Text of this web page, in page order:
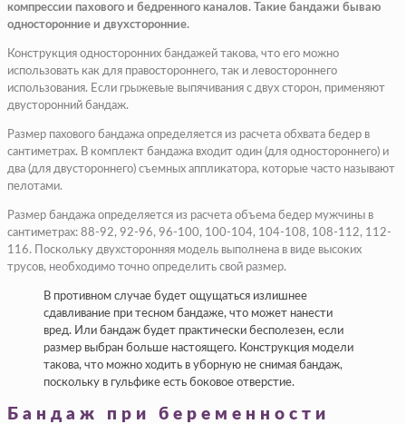
компрессии пахового и бедренного каналов. Такие бандажи бываю
односторонние и двухсторонние.
Конструкция односторонних бандажей такова, что его можно
использовать как для правостороннего, так и левостороннего
использования. Если грыжевые выпячивания с двух сторон, применяют
двусторонний бандаж.
Размер пахового бандажа определяется из расчета обхвата бедер в
сантиметрах. В комплект бандажа входит один (для одностороннего) и
два (для двустороннего) съемных аппликатора, которые часто называют
пелотами.
Размер бандажа определяется из расчета объема бедер мужчины в
сантиметрах: 88-92, 92-96, 96-100, 100-104, 104-108, 108-112, 112-
116. Поскольку двухсторонняя модель выполнена в виде высоких
трусов, необходимо точно определить свой размер.
В противном случае будет ощущаться излишнее
сдавливание при тесном бандаже, что может нанести
вред. Или бандаж будет практически бесполезен, если
размер выбран больше настоящего. Конструкция модели
такова, что можно ходить в уборную не снимая бандаж,
поскольку в гульфике есть боковое отверстие.
Бандаж при беременности